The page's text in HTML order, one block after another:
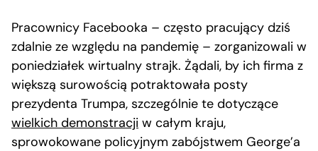
Pracownicy Facebooka – często pracujący dziś
zdalnie ze względu na pandemię – zorganizowali w
poniedziałek wirtualny strajk. Żądali, by ich firma z
większą surowością potraktowała posty
prezydenta Trumpa, szczególnie te dotyczące
wielkich demonstracji w całym kraju,
sprowokowane policyjnym zabójstwem George’a